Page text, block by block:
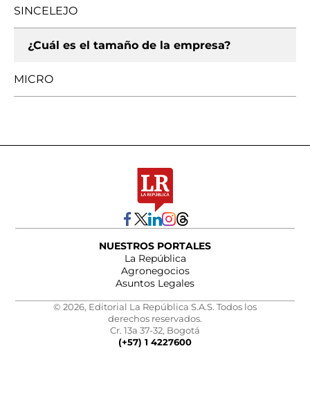
SINCELEJO
¿Cuál es el tamaño de la empresa?
MICRO
NUESTROS PORTALES
La República
Agronegocios
Asuntos Legales
© 2026, Editorial La República S.A.S. Todos los
derechos reservados.
Cr. 13a 37-32, Bogotá
(+57) 1 4227600